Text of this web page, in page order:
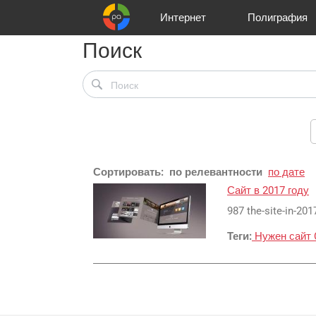
Интернет
Реклама и продвижение
Полиграфия
Цифра и офсет
Телевидение
Клиенты
Поиск
Сортировать: по релевантности по дате
Сайт в 2017 году
987 the-site-in-
Теги: Нужен сайт